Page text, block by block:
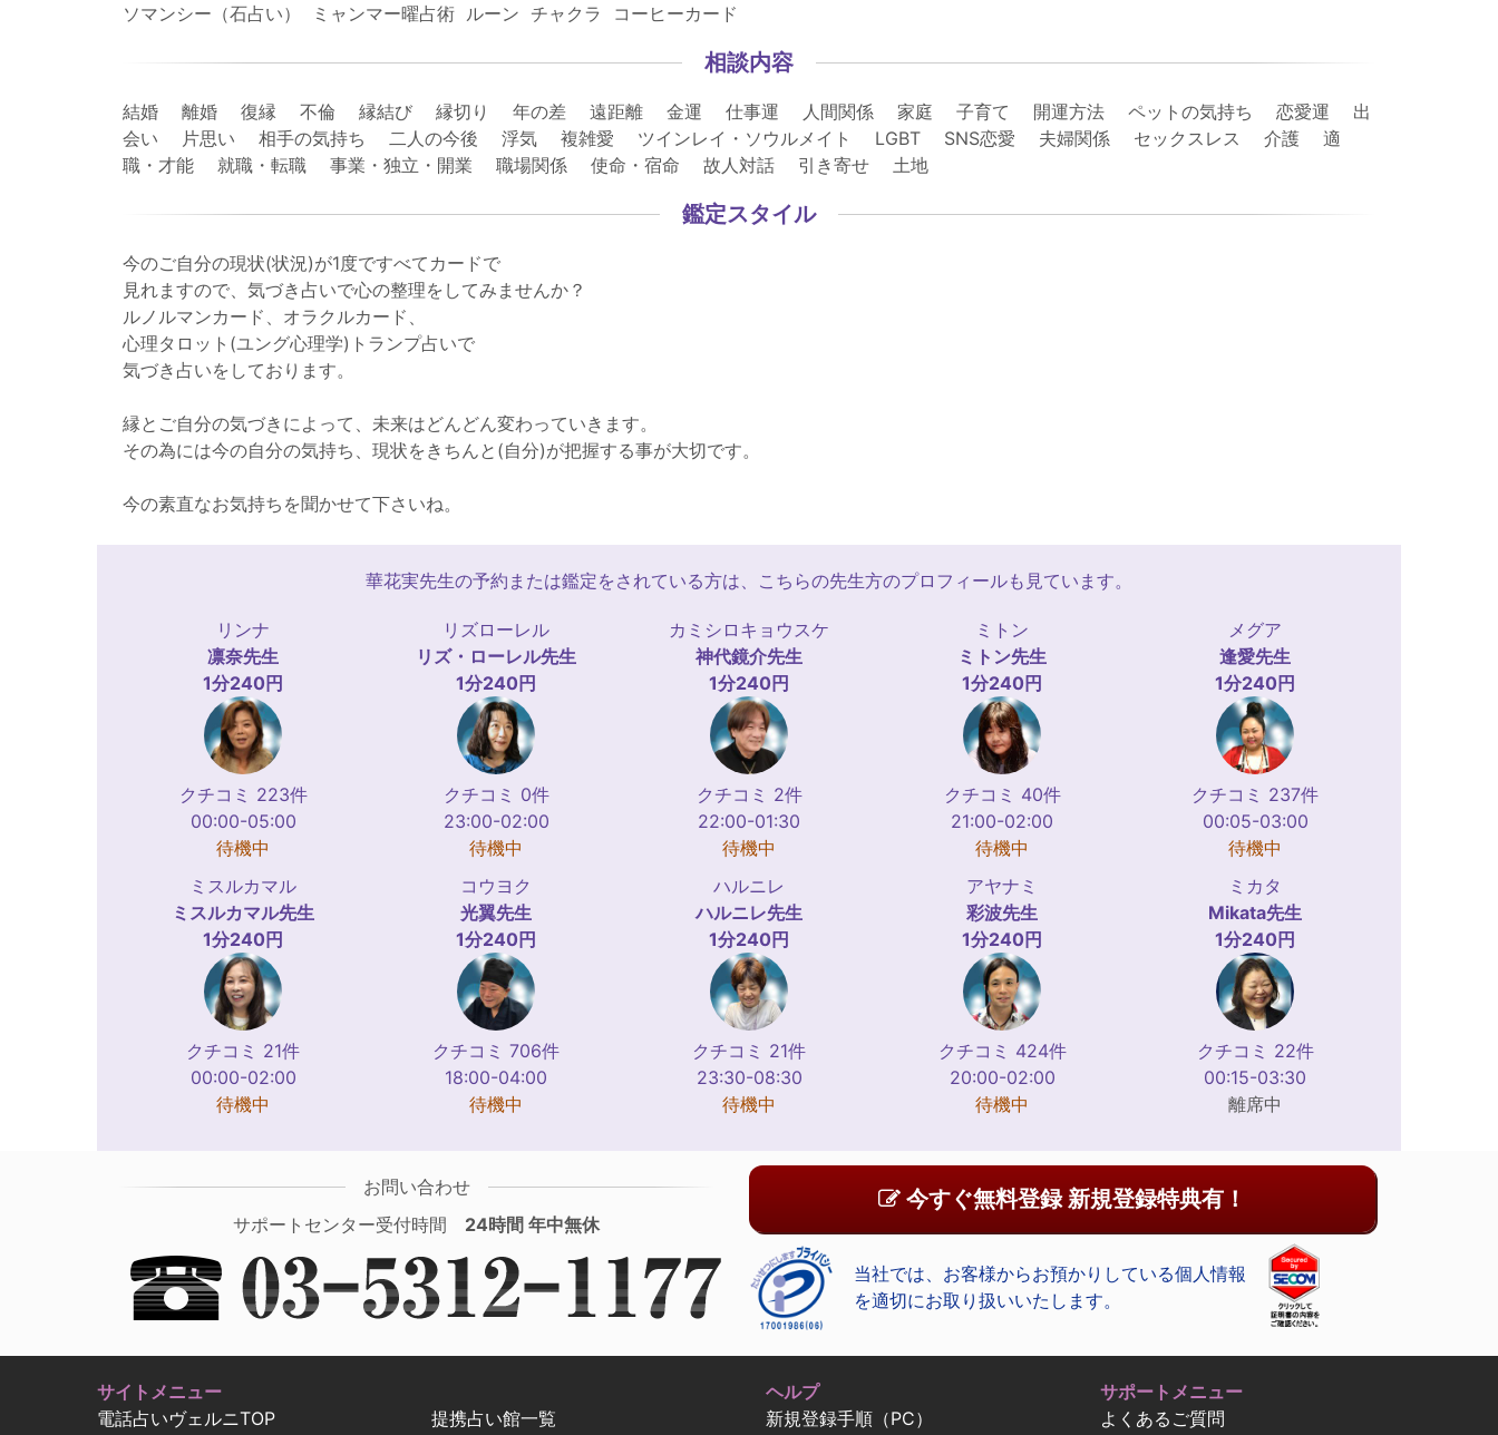
ソマンシー（石占い） ミャンマー曜占術 ルーン チャクラ コーヒーカード
相談内容
結婚 離婚 復縁 不倫 縁結び 縁切り 年の差 遠距離 金運 仕事運 人間関係 家庭 子育て 開運方法 ペットの気持ち 恋愛運 出
会い 片思い 相手の気持ち 二人の今後 浮気 複雑愛 ツインレイ・ソウルメイト LGBT SNS恋愛 夫婦関係 セックスレス 介護 適
職・才能 就職・転職 事業・独立・開業 職場関係 使命・宿命 故人対話 引き寄せ 土地
鑑定スタイル
今のご自分の現状(状況)が1度ですべてカードで
見れますので、気づき占いで心の整理をしてみませんか？
ルノルマンカード、オラクルカード、
心理タロット(ユング心理学)トランプ占いで
気づき占いをしております。
縁とご自分の気づきによって、未来はどんどん変わっていきます。
その為には今の自分の気持ち、現状をきちんと(自分)が把握する事が大切です。
今の素直なお気持ちを聞かせて下さいね。
華花実先生の予約または鑑定をされている方は、こちらの先生方のプロフィールも見ています。
リンナ
凛奈先生
1分240円
クチコミ 223件
00:00-05:00
待機中
リズローレル
リズ・ローレル先生
1分240円
クチコミ 0件
23:00-02:00
待機中
カミシロキョウスケ
神代鏡介先生
1分240円
クチコミ 2件
22:00-01:30
待機中
ミトン
ミトン先生
1分240円
クチコミ 40件
21:00-02:00
待機中
メグア
逢愛先生
1分240円
クチコミ 237件
00:05-03:00
待機中
ミスルカマル
ミスルカマル先生
1分240円
クチコミ 21件
00:00-02:00
待機中
コウヨク
光翼先生
1分240円
クチコミ 706件
18:00-04:00
待機中
ハルニレ
ハルニレ先生
1分240円
クチコミ 21件
23:30-08:30
待機中
アヤナミ
彩波先生
1分240円
クチコミ 424件
20:00-02:00
待機中
ミカタ
Mikata先生
1分240円
クチコミ 22件
00:15-03:30
離席中
お問い合わせ
サポートセンター受付時間 24時間 年中無休
今すぐ無料登録 新規登録特典有！
当社では、お客様からお預かりしている個人情報
を適切にお取り扱いいたします。
サイトメニュー
電話占いヴェルニTOP
提携占い館一覧
ヘルプ
新規登録手順（PC）
サポートメニュー
よくあるご質問